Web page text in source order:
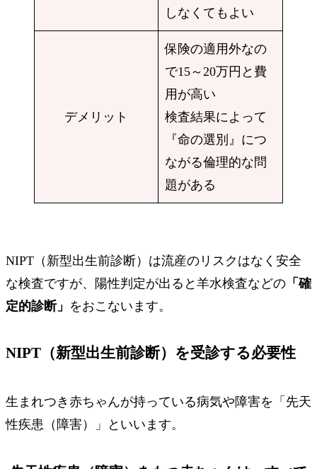
しなくてもよい
デメリット
保険の適用外なの
で15～20万円と費
用が高い
検査結果によって
『命の選別』につ
ながる倫理的な問
題がある
NIPT（新型出生前診断）は流産のリスクはなく安全
な検査ですが、陽性判定が出ると羊水検査などの 「確
定的診断」 をおこないます。
NIPT（新型出生前診断）を受診する必要性
生まれつき赤ちゃんが持っている病気や障害を「先天
性疾患（障害）」といいます。